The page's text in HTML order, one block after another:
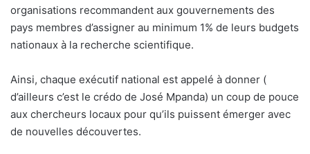
organisations recommandent aux gouvernements des
pays membres d’assigner au minimum 1% de leurs budgets
nationaux à la recherche scientifique.
Ainsi, chaque exécutif national est appelé à donner (
d’ailleurs c’est le crédo de José Mpanda) un coup de pouce
aux chercheurs locaux pour qu’ils puissent émerger avec
de nouvelles découvertes.